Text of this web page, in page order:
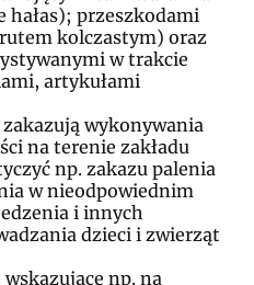
przeszkodami
kolczastym) oraz
w trakcie
artykułami
wykonywania
na terenie zakładu
np. zakazu palenia
w nieodpowiednim
i innych
dzieci i zwierząt
np. na